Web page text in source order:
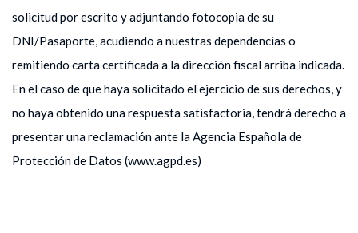
solicitud por escrito y adjuntando fotocopia de su
DNI/Pasaporte, acudiendo a nuestras dependencias o
remitiendo carta certificada a la dirección fiscal arriba indicada.
En el caso de que haya solicitado el ejercicio de sus derechos, y
no haya obtenido una respuesta satisfactoria, tendrá derecho a
presentar una reclamación ante la Agencia Española de
Protección de Datos (www.agpd.es)